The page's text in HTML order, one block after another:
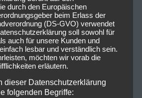
durch den Europäischen
beim Erlass der
(DS-GVO) verwendet
soll sowohl für
auch für unsere Kunden und
lesbar und verständlich sein.
möchten wir vorab die
erläutern.
dieser Datenschutzerklärung
folgenden Begriffe: